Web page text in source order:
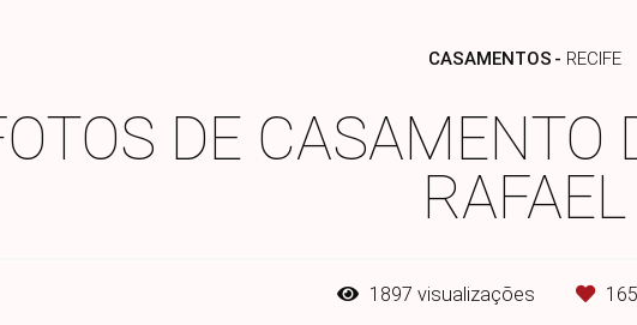
CASAMENTOS RECIFE
DE CASAMENTO
RAFAEL
1897 visualizações 165